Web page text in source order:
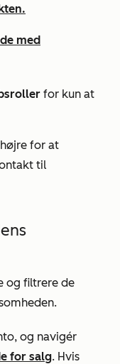
med
for kun at
for at
til
og filtrere de
og navigér
for salg. Hvis